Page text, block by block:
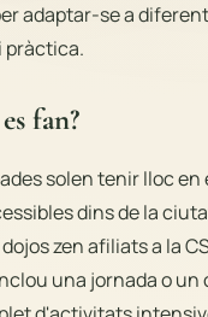
adaptar-se a
pràctica.
fan?
solen tenir lloc en
dins de la
zen afiliats a la
una jornada o un